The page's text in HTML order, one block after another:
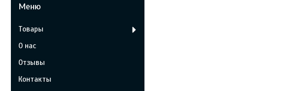
Товары
О нас
Отзывы
Контакты